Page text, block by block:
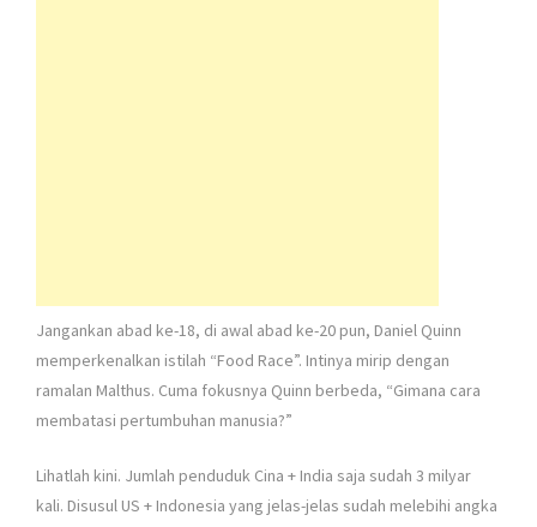
Jangankan abad ke-18, di awal abad ke-20 pun, Daniel Quinn
memperkenalkan istilah “Food Race”. Intinya mirip dengan
ramalan Malthus. Cuma fokusnya Quinn berbeda, “Gimana cara
membatasi pertumbuhan manusia?”
Lihatlah kini. Jumlah penduduk Cina + India saja sudah 3 milyar
kali. Disusul US + Indonesia yang jelas-jelas sudah melebihi angka